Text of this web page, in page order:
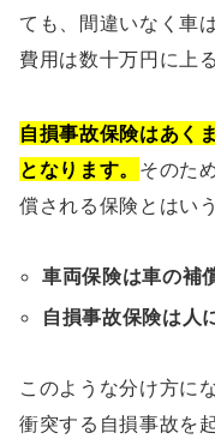
ても、間違いなく車
費用は数十万円に上
自損事故保険はあく
となります。 そのた
償される保険とはい
車両保険は車の補
自損事故保険は人
このような分け方に
衝突する自損事故を